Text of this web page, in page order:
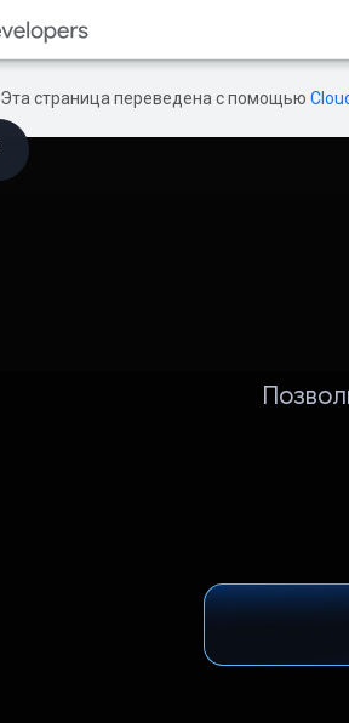
Эта страница переведена с помощью